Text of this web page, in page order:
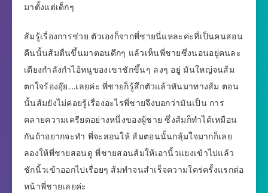
มาตั้งแต่เด็กๆ
ส้มรู้เรื่องการช่วย ตัวเองก็จากพี่ชายนี่แหละค่ะที่เป็นคนสอน
คืนนั้นส้มตื่นขึ้นมาตอนดึกๆ แล้วเห็นพี่ชายซึ่งนอนอยู่คนละ
เตียงกำลังกำไอ้หนูของเขาชักขึ้นๆ ลงๆ อยู่ มันใหญ่จนส้ม
ตกใจร้องอุ๊ย….เลยค่ะ พี่ชายก็รู้สึกตัวแล้วหันมาทางส้ม ตอน
นั้นส้มยังไม่ค่อยรู้เรื่องอะไรพี่ชายจึงบอกว่ามันเป็น การ
คลายความเครียดอย่างหนึ่งของผู้ชาย ซึ่งส้มก็ทำได้เหมือน
กันถ้าอยากจะทำ พี่จะสอนให้ ส้มตอนนั้นกลุ้มใจมากก็เลย
ลองให้พี่ชายสอนดู พี่ชายสอนส้มให้เอานิ้วแยงเข้าไปแล้ว
ชักนิ้วเข้าออกไปเรื่อยๆ ส้มทำจนสำเร็จความใคร่ครั้งแรกต่อ
หน้าพี่ชายเลยค่ะ